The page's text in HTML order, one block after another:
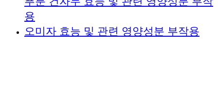
용
오미자 효능 및 관련 영양성분 부작용